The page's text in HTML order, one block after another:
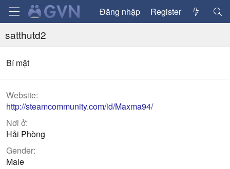
Đăng nhập Register
satthutd2
Bí mật
Website
http://steamcommunity.com/id/Maxma94/
Nơi ở
Hải Phòng
Gender
Male